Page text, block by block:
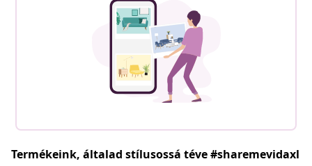
Termékeink, általad stílusossá téve #sharemevidaxl